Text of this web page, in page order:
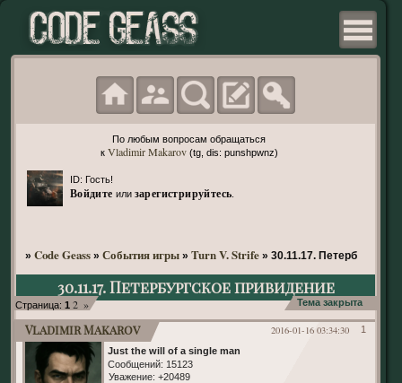
По любым вопросам обращаться
к Vladimir Makarov(tg, dis: punshpwnz)
ID: Гость!
Войдите или зарегистрируйтесь
» Code Geass » События игры » Turn V. Strife » 30.11.17.
30.11.17. Петербургское привидение
Страница: 1 2 » Тема закрыта
1
2016-01-16 03:34:30
Vladimir Makarov
Just the will of a single man
Сообщений: 15123
Уважение: +20489